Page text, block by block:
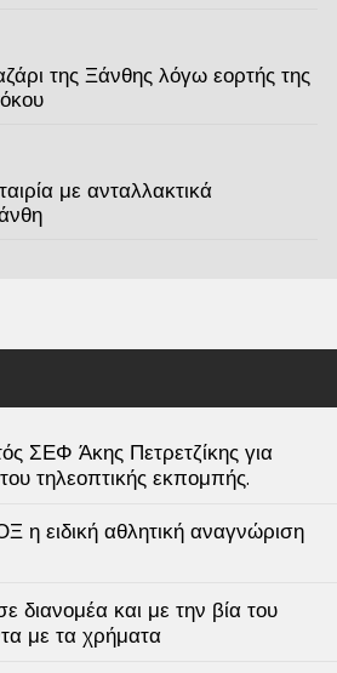
της Ξάνθης λόγω εορτής της
με ανταλλακτικά
ΣΕΦ Άκης Πετρετζίκης για
τηλεοπτικής εκπομπής.
η ειδική αθλητική αναγνώριση
διανομέα και με την βία του
με τα χρήματα